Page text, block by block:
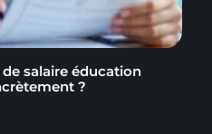
salaire éducation
?